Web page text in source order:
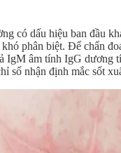
có dấu hiệu ban đầu
phân biệt. Để chẩn
IgM âm tính IgG dương
số nhận định mắc sốt